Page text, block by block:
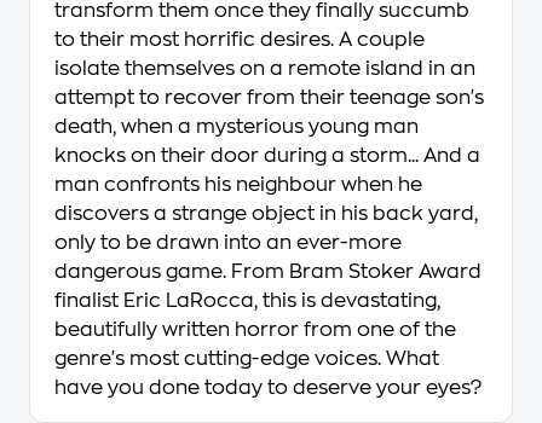
transform them once they finally succumb
to their most horrific desires. A couple
isolate themselves on a remote island in an
attempt to recover from their teenage son's
death, when a mysterious young man
knocks on their door during a storm... And a
man confronts his neighbour when he
discovers a strange object in his back yard,
only to be drawn into an ever-more
dangerous game. From Bram Stoker Award
finalist Eric LaRocca, this is devastating,
beautifully written horror from one of the
genre's most cutting-edge voices. What
have you done today to deserve your eyes?